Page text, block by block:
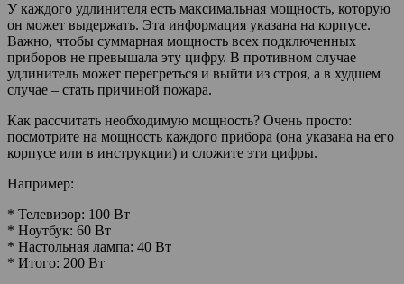
У каждого удлинителя есть максимальная мощность, которую
он может выдержать. Эта информация указана на корпусе.
Важно, чтобы суммарная мощность всех подключенных
приборов не превышала эту цифру. В противном случае
удлинитель может перегреться и выйти из строя, а в худшем
случае – стать причиной пожара.
Как рассчитать необходимую мощность? Очень просто:
посмотрите на мощность каждого прибора (она указана на его
корпусе или в инструкции) и сложите эти цифры.
Например:
* Телевизор: 100 Вт
* Ноутбук: 60 Вт
* Настольная лампа: 40 Вт
* Итого: 200 Вт